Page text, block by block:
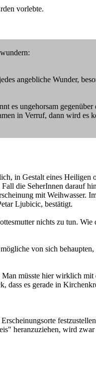
vorlebte.
angebliche Wunder,
es ungehorsam
in Verruf, dann wird es
in Gestalt eines Heiligen
die SeherInnen darauf
mit Weihwasser.
Ljubicic, bestätigt.
nichts zu tun.
von sich
müsste hier wirklich
es gerade in
heranzuziehen, wird